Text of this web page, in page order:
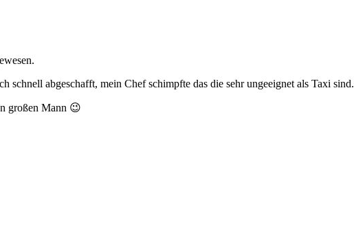
abgeschafft, mein Chef schimpfte das die sehr ungeeignet als Taxi sind.
großen Mann 😉